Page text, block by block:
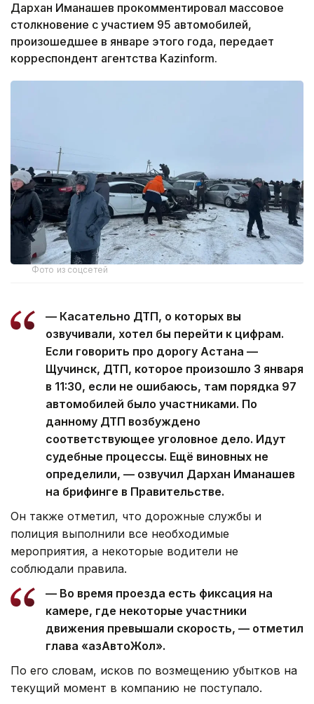
Дархан Иманашев прокомментировал массовое
столкновение с участием 95 автомобилей,
произошедшее в январе этого года, передает
корреспондент агентства Kazinform.
Фото из соцсетей
— Касательно ДТП, о которых вы
озвучивали, хотел бы перейти к цифрам.
Если говорить про дорогу Астана —
Щучинск, ДТП, которое произошло 3 января
в 11:30, если не ошибаюсь, там порядка 97
автомобилей было участниками. По
данному ДТП возбуждено
соответствующее уголовное дело. Идут
судебные процессы. Ещё виновных не
определили, — озвучил Дархан Иманашев
на брифинге в Правительстве.
Он также отметил, что дорожные службы и
полиция выполнили все необходимые
мероприятия, а некоторые водители не
соблюдали правила.
— Во время проезда есть фиксация на
камере, где некоторые участники
движения превышали скорость, — отметил
глава «ҚазАвтоЖол».
По его словам, исков по возмещению убытков на
текущий момент в компанию не поступало.